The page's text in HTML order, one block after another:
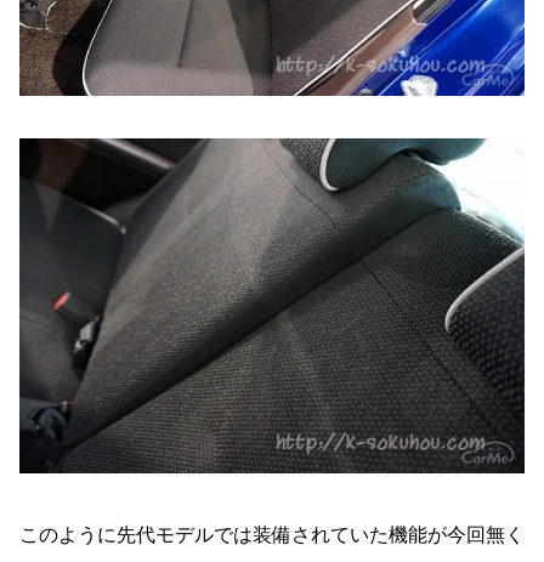
このように先代モデルでは装備されていた機能が今回無く